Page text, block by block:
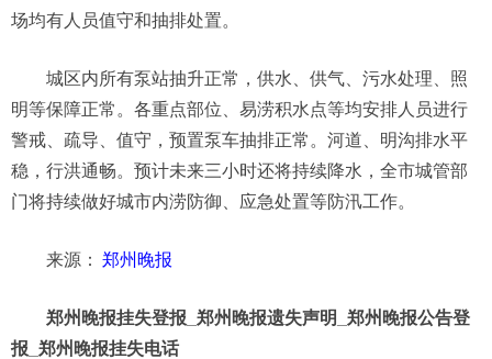
场均有人员值守和抽排处置。
城区内所有泵站抽升正常，供水、供气、污水处理、照
明等保障正常。各重点部位、易涝积水点等均安排人员进行
警戒、疏导、值守，预置泵车抽排正常。河道、明沟排水平
稳，行洪通畅。预计未来三小时还将持续降水，全市城管部
门将持续做好城市内涝防御、应急处置等防汛工作。
来源： 郑州晚报
郑州晚报挂失登报_郑州晚报遗失声明_郑州晚报公告登
报_郑州晚报挂失电话